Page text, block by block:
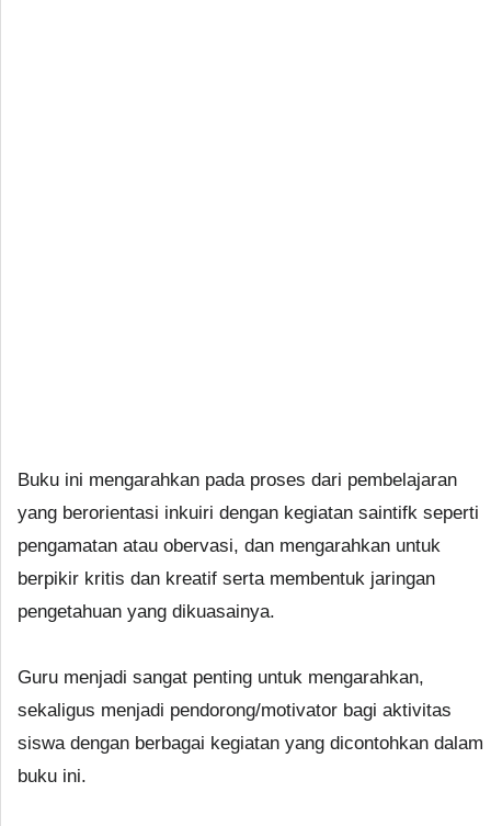
Buku ini mengarahkan pada proses dari pembelajaran
yang berorientasi inkuiri dengan kegiatan saintifk seperti
pengamatan atau obervasi, dan mengarahkan untuk
berpikir kritis dan kreatif serta membentuk jaringan
pengetahuan yang dikuasainya.
Guru menjadi sangat penting untuk mengarahkan,
sekaligus menjadi pendorong/motivator bagi aktivitas
siswa dengan berbagai kegiatan yang dicontohkan dalam
buku ini.